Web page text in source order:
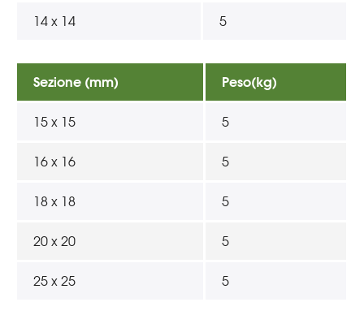
14 x 14 5
Sezione (mm) Peso(kg)
15 x 15 5
16 x 16 5
18 x 18 5
20 x 20 5
25 x 25 5